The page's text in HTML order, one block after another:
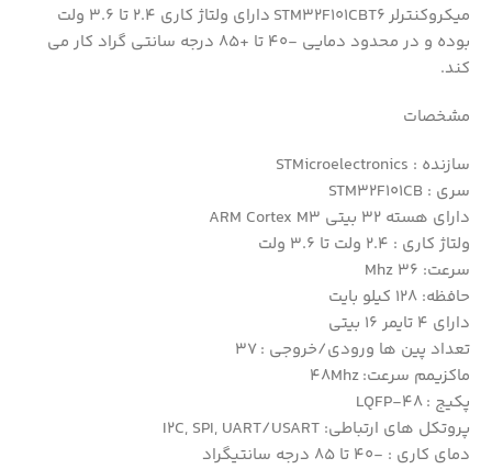
میکروکنترلر STM32F101CBT6 دارای ولتاژ کاری 2.4 تا 3.6 ولت
بوده و در محدود دمایی -40 تا +85 درجه سانتی گراد کار می
کند.
مشخصات
سازنده : STMicroelectronics
سری : STM32F101CB
دارای هسته 32 بیتی ARM Cortex M3
ولتاژ کاری : 2.4 ولت تا 3.6 ولت
سرعت: 36 Mhz
حافظه: 128 کیلو بایت
دارای 4 تایمر 16 بیتی
تعداد پین ها ورودی/خروجی : 37
ماکزیمم سرعت: 48Mhz
پکیج : LQFP-48
پروتکل های ارتباطی: I2C, SPI, UART/USART
دمای کاری : -40 تا 85 درجه سانتیگراد